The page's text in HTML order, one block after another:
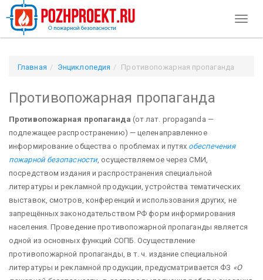
Главная Энциклопедия Противопожарная пропаганда
Противопожарная пропаганда
Противопожарная пропаганда (от лат. ргораganda —
подлежащее распространению) — целенаправленное
информирование общества о проблемах и путях обеспечения
пожарной безопасности, осуществляемое через СМИ,
посредством издания и распространения специальной
литературы и рекламной продукции, устройства тематических
выставок, смотров, конференций и использования других, не
запрещённых законодательством РФ форм информирования
населения. Проведение противопожарной пропаганды является
одной из основных функций СОПБ. Осуществление
противопожарной пропаганды, в т. ч. издание специальной
литературы и рекламной продукции, предусматривается ФЗ «О